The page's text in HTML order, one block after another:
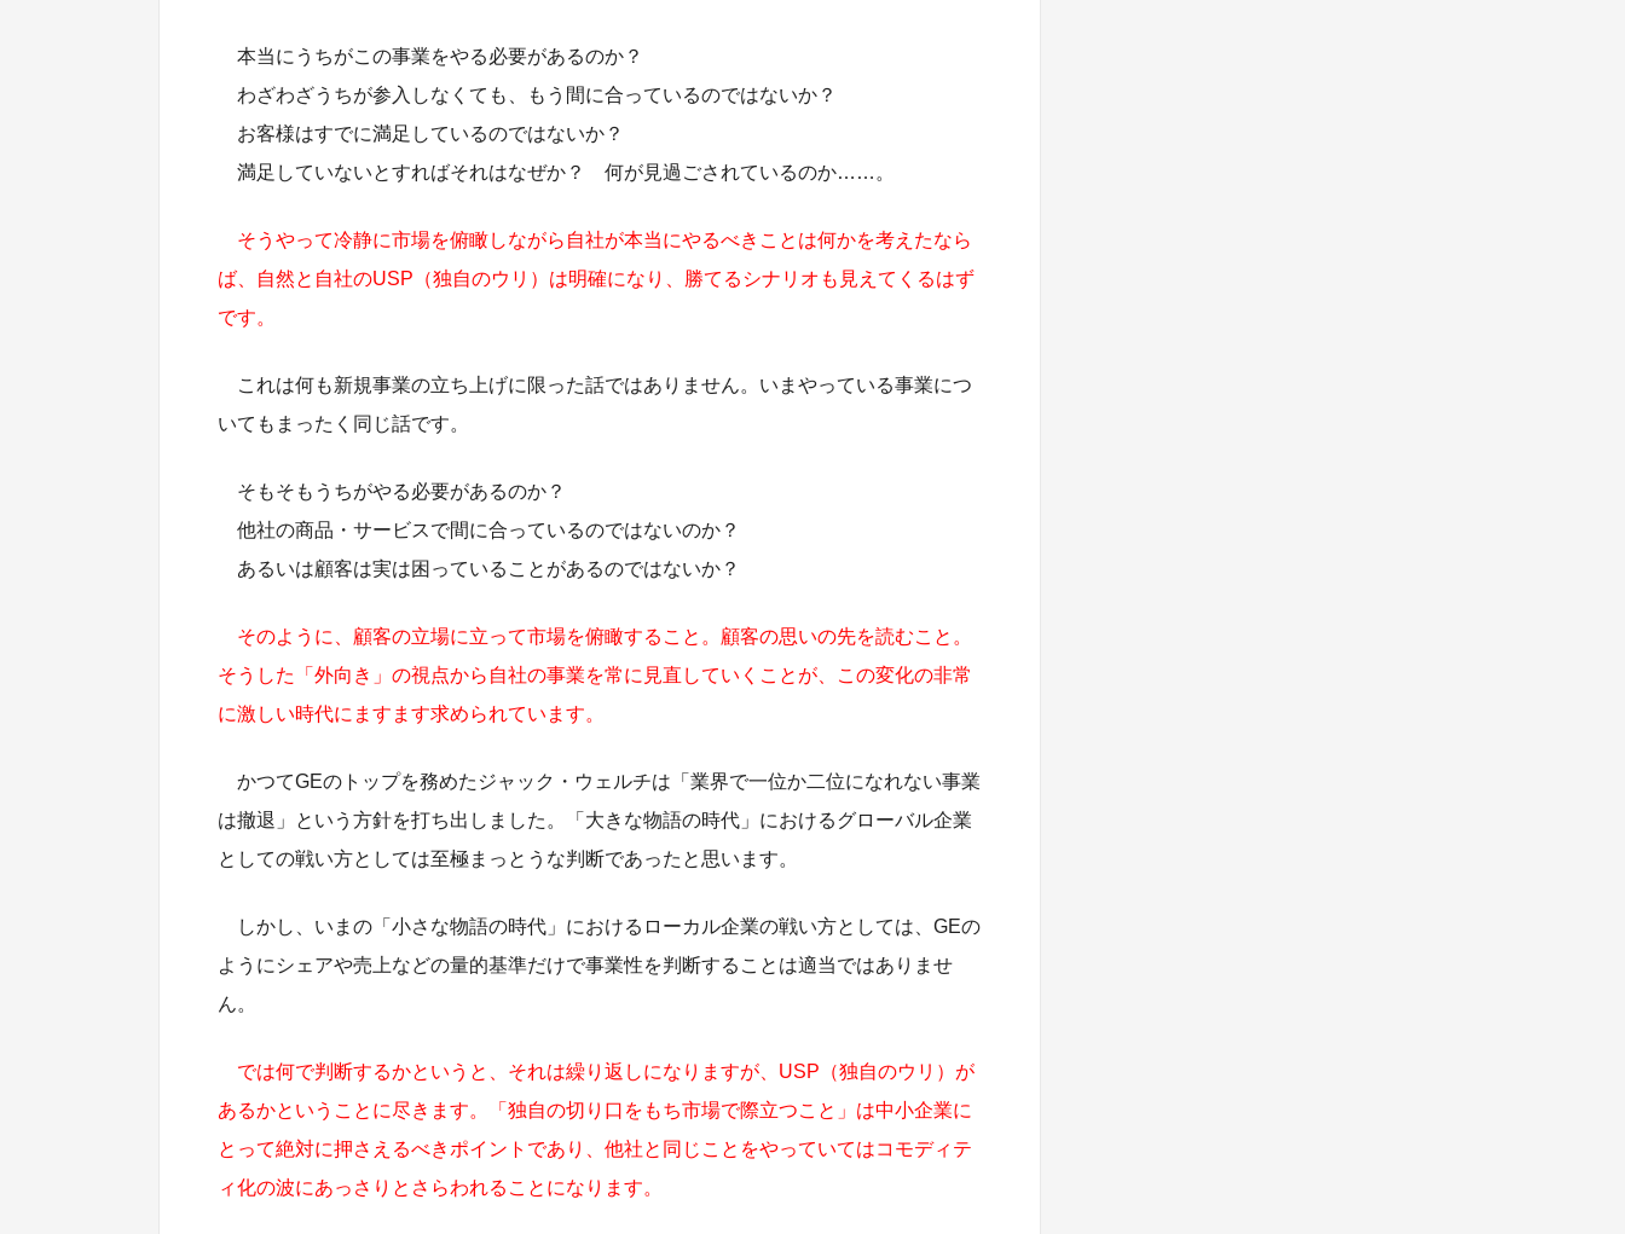
本当にうちがこの事業をやる必要があるのか？
わざわざうちが参入しなくても、もう間に合っているのではないか？
お客様はすでに満足しているのではないか？
満足していないとすればそれはなぜか？ 何が見過ごされているのか……。
そうやって冷静に市場を俯瞰しながら自社が本当にやるべきことは何かを考えたなら
ば、自然と自社のUSP（独自のウリ）は明確になり、勝てるシナリオも見えてくるはず
です。
これは何も新規事業の立ち上げに限った話ではありません。いまやっている事業につ
いてもまったく同じ話です。
そもそもうちがやる必要があるのか？
他社の商品・サービスで間に合っているのではないのか？
あるいは顧客は実は困っていることがあるのではないか？
そのように、顧客の立場に立って市場を俯瞰すること。顧客の思いの先を読むこと。
そうした「外向き」の視点から自社の事業を常に見直していくことが、この変化の非常
に激しい時代にますます求められています。
かつてGEのトップを務めたジャック・ウェルチは「業界で一位か二位になれない事業
は撤退」という方針を打ち出しました。「大きな物語の時代」におけるグローバル企業
としての戦い方としては至極まっとうな判断であったと思います。
しかし、いまの「小さな物語の時代」におけるローカル企業の戦い方としては、GEの
ようにシェアや売上などの量的基準だけで事業性を判断することは適当ではありませ
ん。
では何で判断するかというと、それは繰り返しになりますが、USP（独自のウリ）が
あるかということに尽きます。「独自の切り口をもち市場で際立つこと」は中小企業に
とって絶対に押さえるべきポイントであり、他社と同じことをやっていてはコモディテ
ィ化の波にあっさりとさらわれることになります。